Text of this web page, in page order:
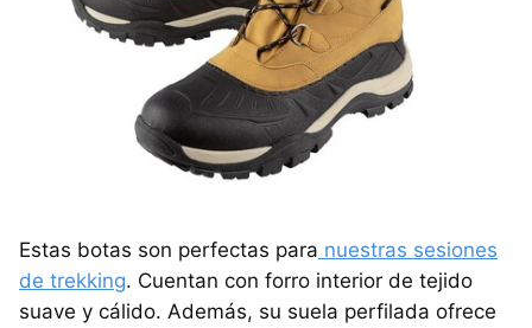
Estas botas son perfectas para nuestras sesiones
de trekking. Cuentan con forro interior de tejido
suave y cálido. Además, su suela perfilada ofrece